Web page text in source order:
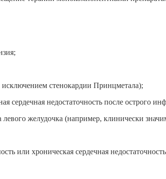
исключением стенокардии Принцметала);
сердечная недостаточность после острого
левого желудочка (например, клинически
или хроническая сердечная